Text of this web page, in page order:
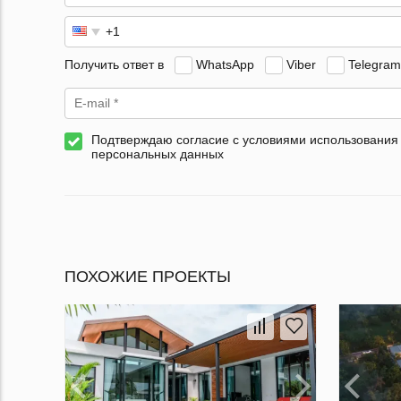
Получить ответ в WhatsApp Viber Telegram
Подтверждаю согласие с условиями использования
персональных данных
ПОХОЖИЕ ПРОЕКТЫ